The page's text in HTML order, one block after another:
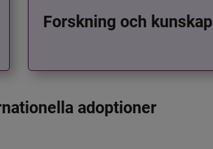
Forskning och kunskap
adoptioner